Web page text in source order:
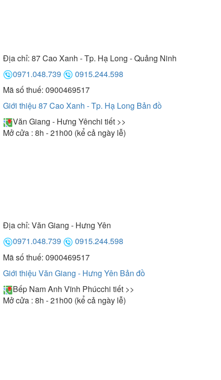
Địa chỉ: 87 Cao Xanh - Tp. Hạ Long - Quảng Ninh
0971.048.739
0915.244.598
Mã số thuế: 0900469517
Giới thiệu 87 Cao Xanh - Tp. Hạ Long Bản đồ
Văn Giang - Hưng Yênchi tiết >>
Mở cửa : 8h - 21h00 (kể cả ngày lễ)
Địa chỉ: Văn Giang - Hưng Yên
0971.048.739
0915.244.598
Mã số thuế: 0900469517
Giới thiệu Văn Giang - Hưng Yên Bản đồ
Bếp Nam Anh Vĩnh Phúcchi tiết >>
Mở cửa : 8h - 21h00 (kể cả ngày lễ)